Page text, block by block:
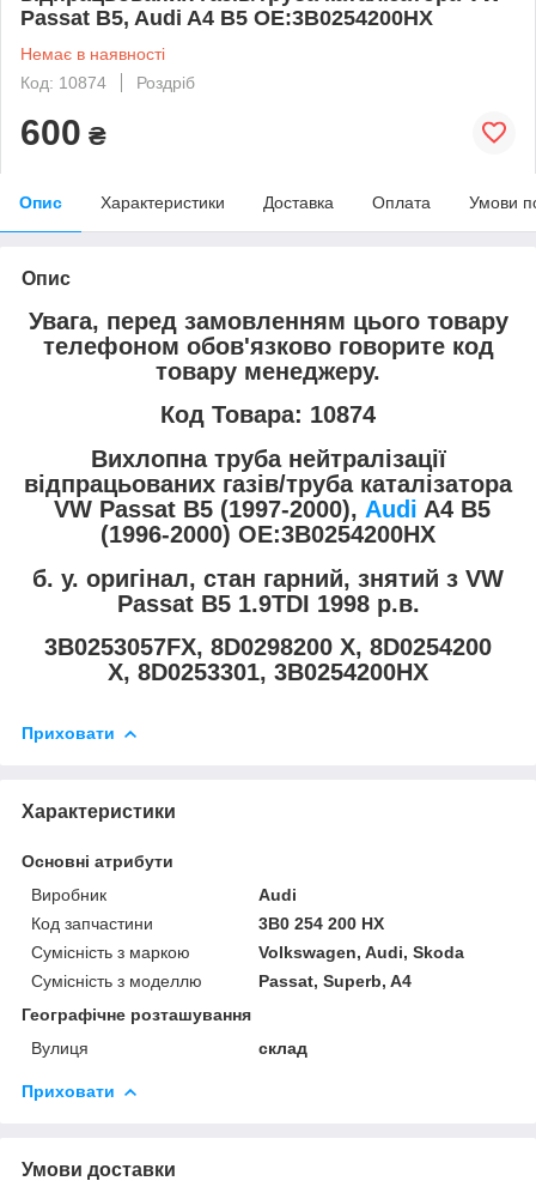
Passat B5, Audi A4 B5 OE:3B0254200HX
Немає в наявності
Код: 10874
Роздріб
600 ₴
Опис Характеристики Доставка Оплата Умови
Опис
Увага, перед замовленням цього товару
телефоном обов'язково говорите код
товару менеджеру.
Код Товара: 10874
Вихлопна труба нейтралізації
відпрацьованих газів/труба каталізатора
VW Passat B5 (1997-2000), Audi A4 B5
(1996-2000) OE:3B0254200HX
б. у. оригінал, стан гарний, знятий з VW
Passat B5 1.9TDI 1998 р.в.
3B0253057FX, 8D0298200 X, 8D0254200
X, 8D0253301, 3B0254200HX
Приховати
Характеристики
Основні атрибути
Виробник
Audi
Код запчастини
3B0 254 200 HX
Сумісність з маркою
Volkswagen, Audi, Skoda
Сумісність з моделлю
Passat, Superb, A4
Географічне розташування
Вулиця
склад
Приховати
Умови доставки